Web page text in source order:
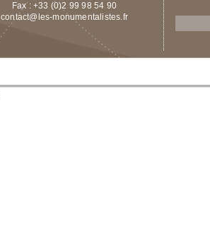
Fax : +33 (0)2 99 98 54 90
contact@les-monumentalistes.fr